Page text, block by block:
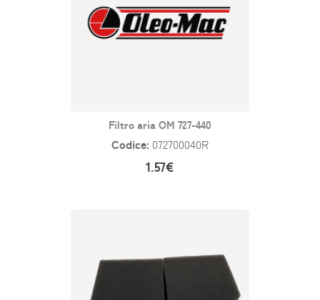
Filtro aria OM 727-440
Codice: 072700040R
1.57€